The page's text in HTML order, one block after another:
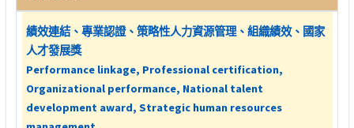
績效連結、專業認證、策略性人力資源管理、組織績效、國家
人才發展獎
Performance linkage, Professional certification,
Organizational performance, National talent
development award, Strategic human resources